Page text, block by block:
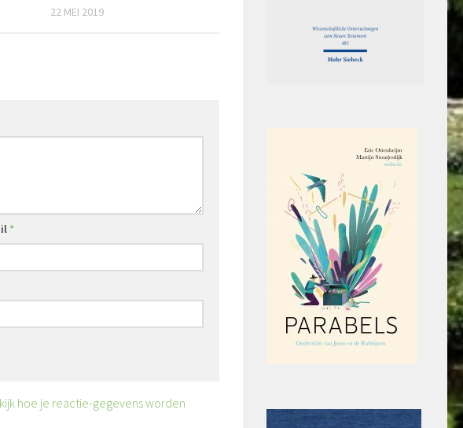
22 MEI 2019
*
hoe je reactie-gegevens worden